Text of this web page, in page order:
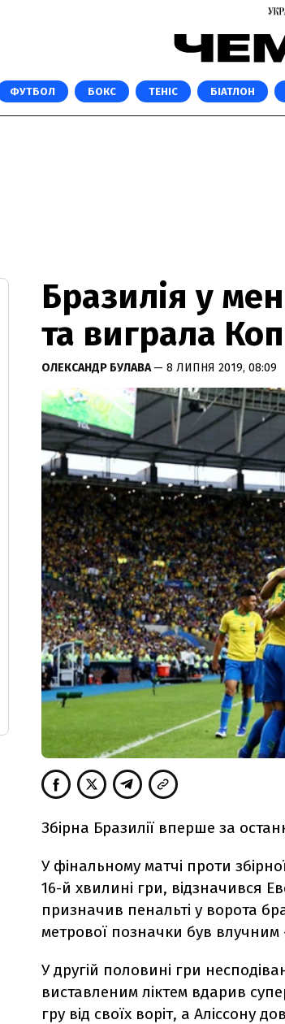
ФУТБОЛ БОКС ТЕНІС БІАТЛОН
Бразилія у
та виграла
ОЛЕКСАНДР БУЛАВА— 8 ЛИПНЯ 2019, 08:09
Збірна Бразилії вперше за
У фінальному матчі проти
16-й хвилині гри, відзначився
призначив пенальті у ворота
метрової позначки був влучним
У другій половині гри
виставленим ліктем вдарив
гру від своїх воріт, а Аліссону